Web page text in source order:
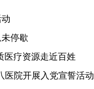
停歇
医疗资源走近百姓
医院开展入党宣誓活动